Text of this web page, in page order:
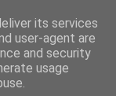
its services
user-agent are
and security
usage